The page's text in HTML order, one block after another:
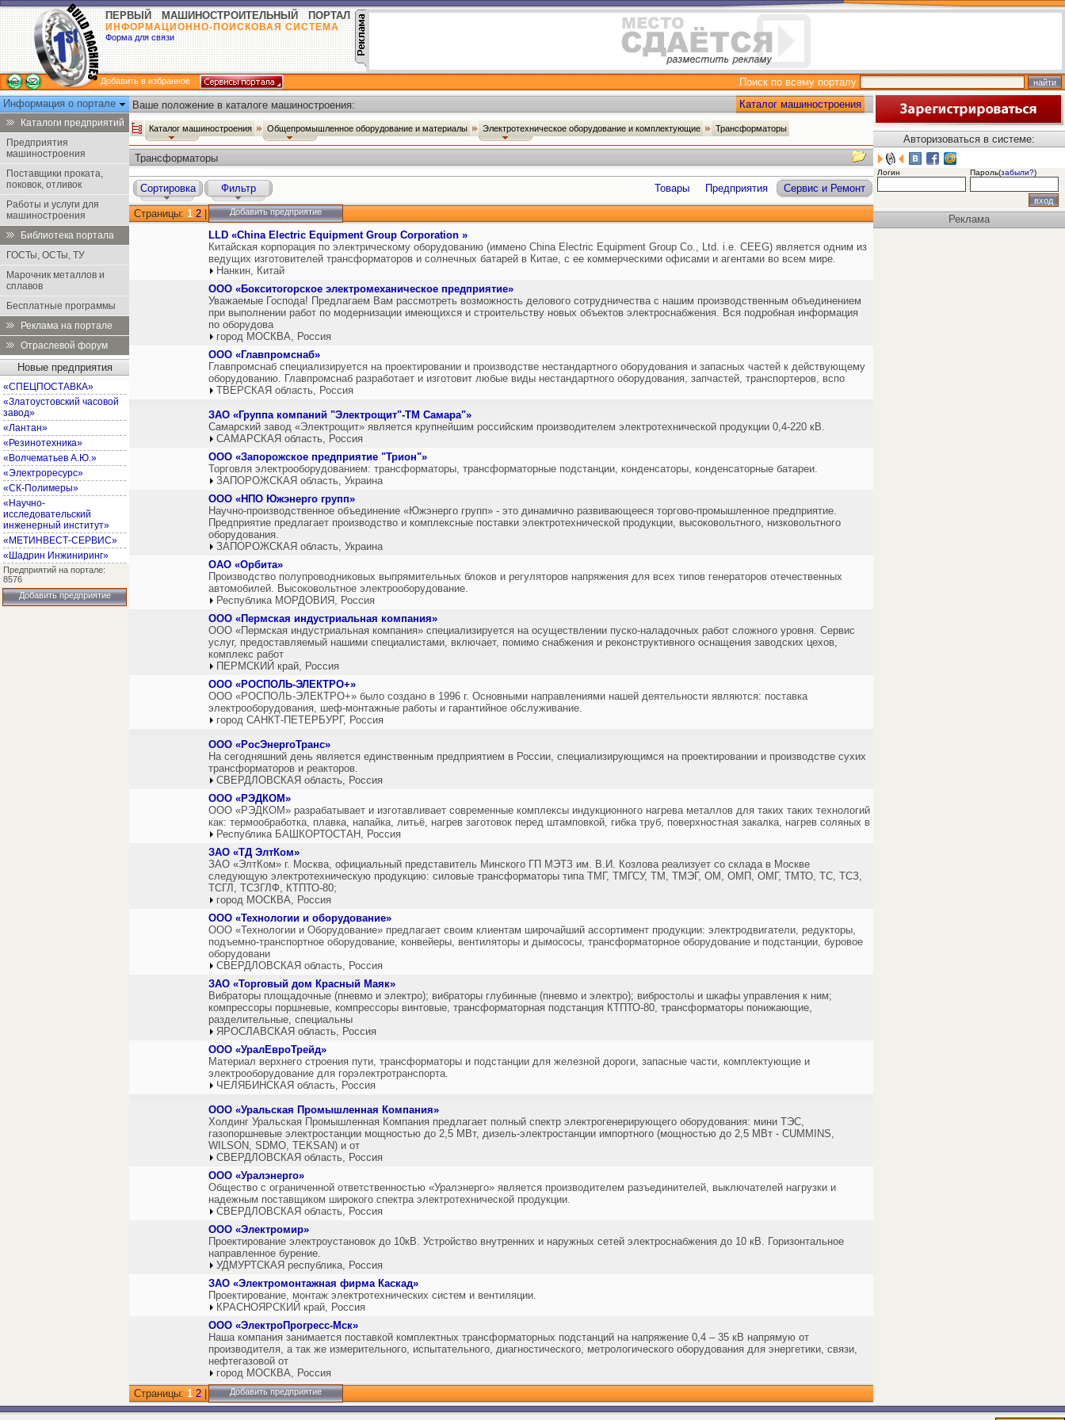
ПЕРВЫЙ МАШИНОСТРОИТЕЛЬНЫЙ ПОРТАЛ
ИНФОРМАЦИОННО-ПОИСКОВАЯ СИСТЕМА
Форма для связи
Добавить в избранное
Поиск по всему порталу
Информация о портале
Каталоги предприятий
Предприятия
машиностроения
Поставщики проката,
поковок, отливок
Работы и услуги для
машиностроения
Библиотека портала
ГОСТы, ОСТы, ТУ
Марочник металлов и
сплавов
Бесплатные программы
Реклама на портале
Отраслевой форум
Новые предприятия
«СПЕЦПОСТАВКА»
«Златоустовский часовой
завод»
«Лантан»
«Резинотехника»
«Волчематьев А.Ю.»
«Электроресурс»
«СК-Полимеры»
«Научно-
исследовательский
инженерный институт»
«МЕТИНВЕСТ-СЕРВИС»
«Шадрин Инжиниринг»
Предприятий на портале:
8576
Добавить предприятие
Ваше положение в каталоге машиностроения: Каталог машиностроения
Каталог машиностроения Общепромышленное оборудование и материалы Электротехническое оборудование и комплектующие Трансформаторы
Трансформаторы
Сортировка Фильтр Товары Предприятия Сервис и Ремонт
Страницы: 1 2 Добавить предприятие
LLD «China Electric Equipment Group Corporation »
Китайская корпорация по электрическому оборудованию (иммено China Electric Equipment Group Co., Ltd. i.e. CEEG) является одним из
ведущих изготовителей трансформаторов и солнечных батарей в Китае, с ее коммерческими офисами и агентами во всем мире.
Нанкин, Китай
ООО «Бокситогорское электромеханическое предприятие»
Уважаемые Господа! Предлагаем Вам рассмотреть возможность делового сотрудничества с нашим производственным объединением
при выполнении работ по модернизации имеющихся и строительству новых объектов электроснабжения. Вся подробная информация
по оборудова
город МОСКВА, Россия
ООО «Главпромснаб»
Главпромснаб специализируется на проектировании и производстве нестандартного оборудования и запасных частей к действующему
оборудованию. Главпромснаб разработает и изготовит любые виды нестандартного оборудования, запчастей, транспортеров, вспо
ТВЕРСКАЯ область, Россия
ЗАО «Группа компаний "Электрощит"-ТМ Самара"»
Самарский завод «Электрощит» является крупнейшим российским производителем электротехнической продукции 0,4-220 кВ.
САМАРСКАЯ область, Россия
ООО «Запорожское предприятие "Трион"»
Торговля электрооборудованием: трансформаторы, трансформаторные подстанции, конденсаторы, конденсаторные батареи.
ЗАПОРОЖСКАЯ область, Украина
ООО «НПО Южэнерго групп»
Научно-производственное объединение «Южэнерго групп» - это динамично развивающееся торгово-промышленное предприятие.
Предприятие предлагает производство и комплексные поставки электротехнической продукции, высоковольтного, низковольтного
оборудования.
ЗАПОРОЖСКАЯ область, Украина
ОАО «Орбита»
Производство полупроводниковых выпрямительных блоков и регуляторов напряжения для всех типов генераторов отечественных
автомобилей. Высоковольтное электрооборудование.
Республика МОРДОВИЯ, Россия
ООО «Пермская индустриальная компания»
ООО «Пермская индустриальная компания» специализируется на осуществлении пуско-наладочных работ сложного уровня. Сервис
услуг, предоставляемый нашими специалистами, включает, помимо снабжения и реконструктивного оснащения заводских цехов,
комплекс работ
ПЕРМСКИЙ край, Россия
ООО «РОСПОЛЬ-ЭЛЕКТРО+»
ООО «РОСПОЛЬ-ЭЛЕКТРО+» было создано в 1996 г. Основными направлениями нашей деятельности являются: поставка
электрооборудования, шеф-монтажные работы и гарантийное обслуживание.
город САНКТ-ПЕТЕРБУРГ, Россия
ООО «РосЭнергоТранс»
На сегодняшний день является единственным предприятием в России, специализирующимся на проектировании и производстве сухих
трансформаторов и реакторов.
СВЕРДЛОВСКАЯ область, Россия
ООО «РЭДКОМ»
ООО «РЭДКОМ» разрабатывает и изготавливает современные комплексы индукционного нагрева металлов для таких таких технологий
как: термообработка, плавка, напайка, литьё, нагрев заготовок перед штамповкой, гибка труб, поверхностная закалка, нагрев соляных в
Республика БАШКОРТОСТАН, Россия
ЗАО «ТД ЭлтКом»
ЗАО «ЭлтКом» г. Москва, официальный представитель Минского ГП МЭТЗ им. В.И. Козлова реализует со склада в Москве
следующую электротехническую продукцию: силовые трансформаторы типа ТМГ, ТМГСУ, ТМ, ТМЭГ, ОМ, ОМП, ОМГ, ТМТО, ТС, ТСЗ,
ТСГЛ, ТСЗГЛФ, КТПТО-80;
город МОСКВА, Россия
ООО «Технологии и оборудование»
ООО «Технологии и Оборудование» предлагает своим клиентам широчайший ассортимент продукции: электродвигатели, редукторы,
подъемно-транспортное оборудование, конвейеры, вентиляторы и дымососы, трансформаторное оборудование и подстанции, буровое
оборудовани
СВЕРДЛОВСКАЯ область, Россия
ЗАО «Торговый дом Красный Маяк»
Вибраторы площадочные (пневмо и электро); вибраторы глубинные (пневмо и электро); вибростолы и шкафы управления к ним;
компрессоры поршневые, компрессоры винтовые, трансформаторная подстанция КТПТО-80, трансформаторы понижающие,
разделительные, специальны
ЯРОСЛАВСКАЯ область, Россия
ООО «УралЕвроТрейд»
Материал верхнего строения пути, трансформаторы и подстанции для железной дороги, запасные части, комплектующие и
электрооборудование для горэлектротранспорта.
ЧЕЛЯБИНСКАЯ область, Россия
ООО «Уральская Промышленная Компания»
Холдинг Уральская Промышленная Компания предлагает полный спектр электрогенерирующего оборудования: мини ТЭС,
газопоршневые электростанции мощностью до 2,5 МВт, дизель-электростанции импортного (мощностью до 2,5 МВт - CUMMINS,
WILSON, SDMO, TEKSAN) и от
СВЕРДЛОВСКАЯ область, Россия
ООО «Уралэнерго»
Общество с ограниченной ответственностью «Уралэнерго» является производителем разъединителей, выключателей нагрузки и
надежным поставщиком широкого спектра электротехнической продукции.
СВЕРДЛОВСКАЯ область, Россия
ООО «Электромир»
Проектирование электроустановок до 10кВ. Устройство внутренних и наружных сетей электроснабжения до 10 кВ. Горизонтальное
направленное бурение.
УДМУРТСКАЯ республика, Россия
ЗАО «Электромонтажная фирма Каскад»
Проектирование, монтаж электротехнических систем и вентиляции.
КРАСНОЯРСКИЙ край, Россия
ООО «ЭлектроПрогресс-Мск»
Наша компания занимается поставкой комплектных трансформаторных подстанций на напряжение 0,4 – 35 кВ напрямую от
производителя, а так же измерительного, испытательного, диагностического, метрологического оборудования для энергетики, связи,
нефтегазовой от
город МОСКВА, Россия
Страницы: 1 2 Добавить предприятие
Авторизоваться в системе:
Логин Пароль(забыли?)
Реклама